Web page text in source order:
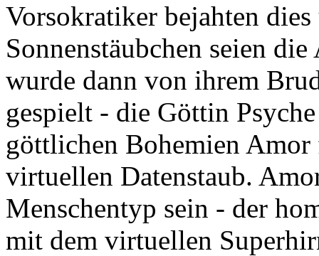
Vorsokratiker bejahten
Sonnenstäubchen seien
wurde dann von ihrem
gespielt - die Göttin
göttlichen Bohemien
virtuellen Datenstaub.
Menschentyp sein - der
mit dem virtuellen